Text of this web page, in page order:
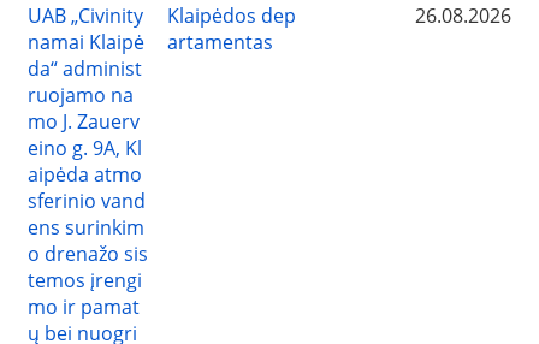
UAB „Civinity
namai Klaipė
da“ administ
ruojamo na
mo J. Zauerv
eino g. 9A, Kl
aipėda atmo
sferinio vand
ens surinkim
o drenažo sis
temos įrengi
mo ir pamat
ų bei nuogri
Klaipėdos dep
artamentas
26.08.2026